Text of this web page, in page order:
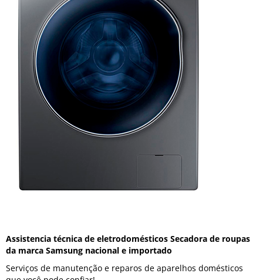
Assistencia técnica de eletrodomésticos Secadora de roupas
da marca Samsung nacional e importado
Serviços de manutenção e reparos de aparelhos domésticos